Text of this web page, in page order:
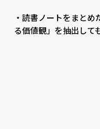
・読書ノートをまと
る価値観」を抽出して